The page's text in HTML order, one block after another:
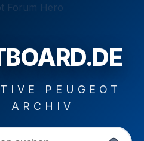
PEUGEOT
ARCHIV